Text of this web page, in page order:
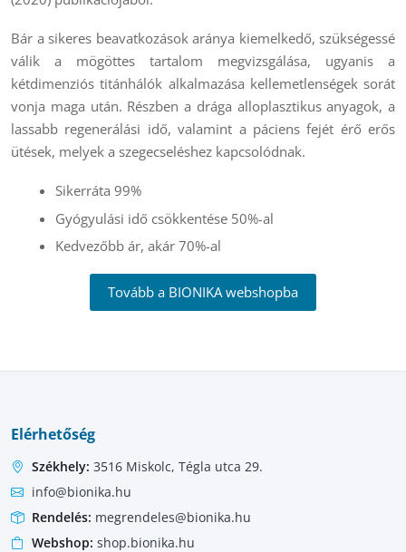
Bár a sikeres beavatkozások aránya kiemelkedő, szükségessé
válik a mögöttes tartalom megvizsgálása, ugyanis a
kétdimenziós titánhálók alkalmazása kellemetlenségek sorát
vonja maga után. Részben a drága alloplasztikus anyagok, a
lassabb regenerálási idő, valamint a páciens fejét érő erős
ütések, melyek a szegecseléshez kapcsolódnak.
Sikerráta 99%
Gyógyulási idő csökkentése 50%-al
Kedvezőbb ár, akár 70%-al
Tovább a BIONIKA webshopba
Elérhetőség
Székhely: 3516 Miskolc, Tégla utca 29.
info@bionika.hu
Rendelés: megrendeles@bionika.hu
Webshop: shop.bionika.hu